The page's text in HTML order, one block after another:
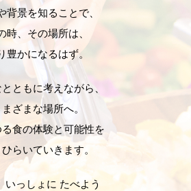
背景を知ることで、
時、その場所は、
豊かになるはず。
ともに考えながら、
まざまな場所へ。
る食の体験と可能性を
らいていきます。
いっしょに たべよう